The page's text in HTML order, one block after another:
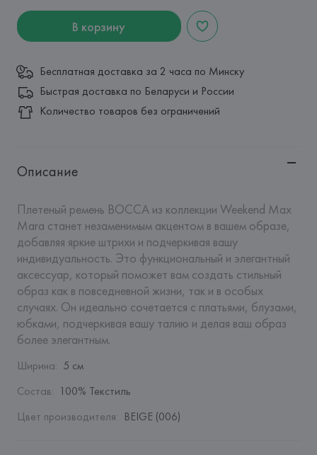
В корзину
Бесплатная доставка за 2 часа по Минску
Быстрая доставка по Беларуси и России
Количество товаров без ограничений
Описание
Плетеный ремень BOCCA из коллекции Weekend Max
Mara станет незаменимым акцентом в вашем образе,
добавляя яркие штрихи и подчеркивая вашу
индивидуальность. Это функциональный и элегантный
аксессуар, который поможет вам создать стильный
образ как в повседневной жизни, так и в особых
случаях. Он идеально сочетается с платьями, блузами,
юбками, подчеркивая вашу талию и делая ваш образ
более элегантным.
Ширина: 5 см
Состав: 100% Текстиль
Цвет производителя: BEIGE (006)